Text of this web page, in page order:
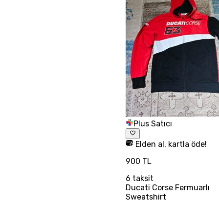
Plus Satıcı
Elden al, kartla öde!
900 TL
6 taksit
Ducati Corse Fermuarlı
Sweatshirt